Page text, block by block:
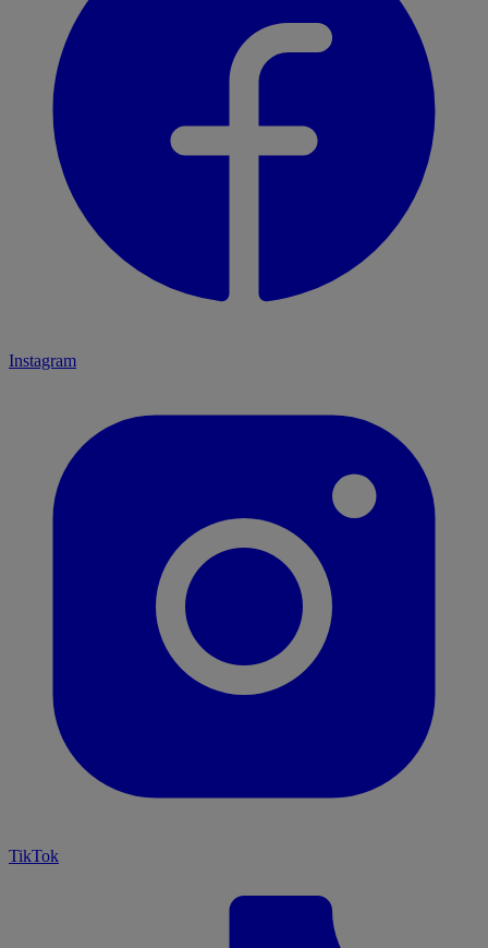
Instagram
TikTok